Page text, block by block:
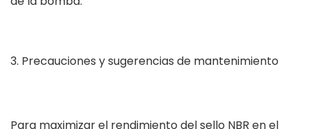
Precauciones y sugerencias de mantenimiento
Para maximizar el rendimiento del sello NBR en el